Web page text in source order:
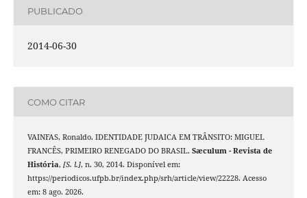
PUBLICADO
2014-06-30
COMO CITAR
VAINFAS, Ronaldo. IDENTIDADE JUDAICA EM TRÂNSITO: MIGUEL
FRANCÊS, PRIMEIRO RENEGADO DO BRASIL. Sæculum - Revista de
História, [S. l.], n. 30, 2014. Disponível em:
https://periodicos.ufpb.br/index.php/srh/article/view/22228. Acesso
em: 8 ago. 2026.